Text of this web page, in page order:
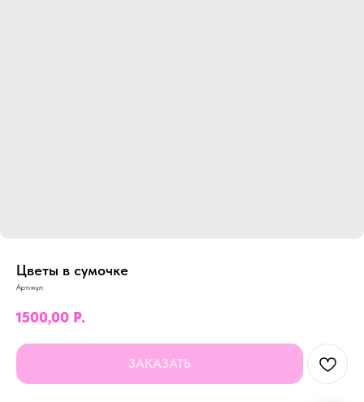
Цветы в сумочке
Артикул:
1500,00 Р.
ЗАКАЗАТЬ